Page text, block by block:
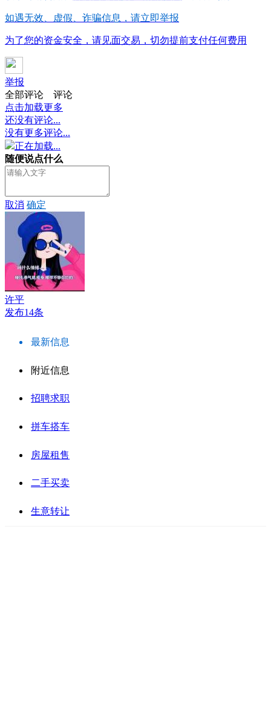
如遇无效、虚假、诈骗信息，请立即举报
为了您的资金安全，请见面交易，切勿提前支付任何费用
举报
全部评论
评论
点击加载更多
还没有评论...
没有更多评论...
正在加载...
随便说点什么
取消 确定
许平
发布14条
最新信息
附近信息
招聘求职
拼车搭车
房屋租售
二手买卖
生意转让